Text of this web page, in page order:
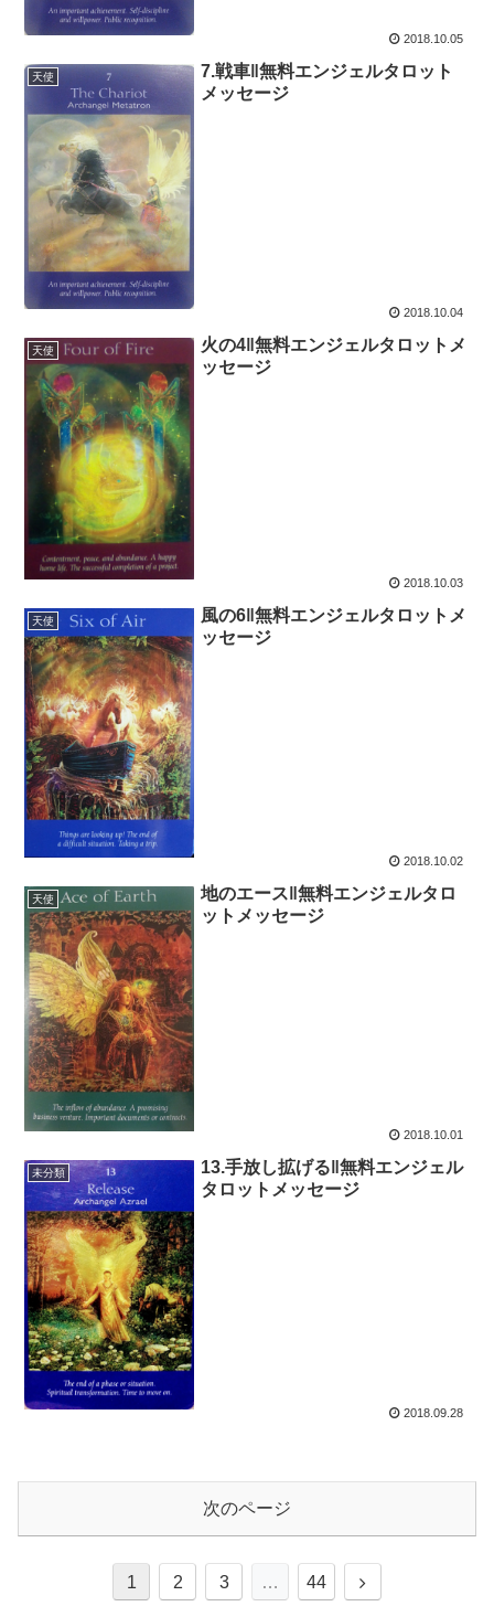
2018.10.05
天使
7.戦車‖無料エンジェルタロット
メッセージ
2018.10.04
天使
火の4‖無料エンジェルタロットメ
ッセージ
2018.10.03
天使
風の6‖無料エンジェルタロットメ
ッセージ
2018.10.02
天使
地のエース‖無料エンジェルタロ
ットメッセージ
2018.10.01
未分類
13.手放し拡げる‖無料エンジェル
タロットメッセージ
2018.09.28
次のページ
1 2 3 … 44
次